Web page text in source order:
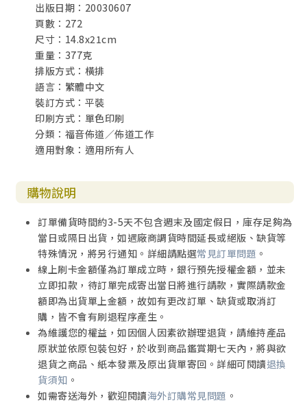
出版日期：20030607
頁數：272
尺寸：14.8x21cm
重量：377克
排版方式：橫排
語言：繁體中文
裝訂方式：平裝
印刷方式：單色印刷
分類：福音佈道／佈道工作
適用對象：適用所有人
購物說明
訂單備貨時間約3-5天不包含週末及國定假日，庫存足夠為
當日或隔日出貨，如遇廠商調貨時間延長或絕版、缺貨等
特殊情況，將另行通知。詳細請點選常見訂單問題 。
線上刷卡金額僅為訂單成立時，銀行預先授權金額，並未
立即扣款，待訂單完成寄出當日將進行請款，實際請款金
額即為出貨單上金額，故如有更改訂單、缺貨或取消訂
購，皆不會有刷退程序產生。
為維護您的權益，如因個人因素欲辦理退貨，請維持產品
原狀並依原包裝包好，於收到商品鑑賞期七天內，將與欲
退貨之商品、紙本發票及原出貨單寄回。詳細可閱讀退換
貨須知 。
如需寄送海外，歡迎閱讀海外訂購常見問題 。